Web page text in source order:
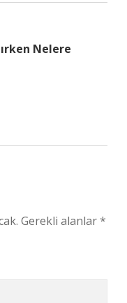
Nelere
Gerekli alanlar*